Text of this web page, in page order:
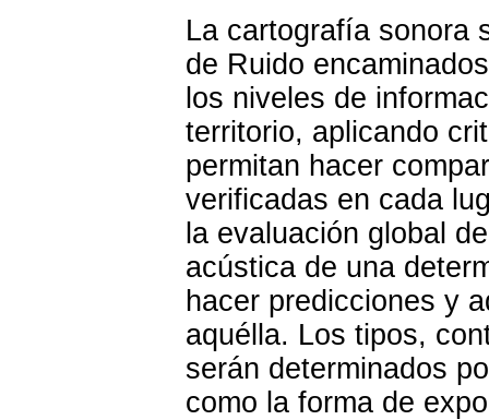
La cartografía sonora
de Ruido
los niveles de
territorio, aplicando
permitan hacer
verificadas en cada
la evaluación global
acústica de una
hacer predicciones y
aquélla. Los tipos,
serán determinados
como la forma de